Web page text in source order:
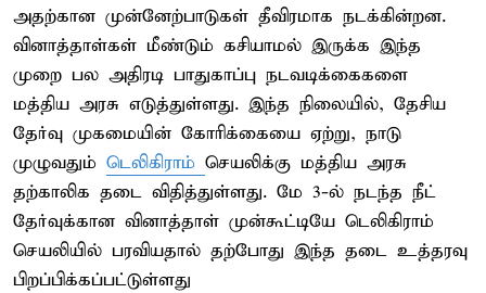
அதற்கான முன்னேற்பாடுகள் தீவிரமாக நடக்கின்றன.
வினாத்தாள்கள் மீண்டும் கசியாமல் இருக்க இந்த
முறை பல அதிரடி பாதுகாப்பு நடவடிக்கைகளை
மத்திய அரசு எடுத்துள்ளது. இந்த நிலையில், தேசிய
தேர்வு முகமையின் கோரிக்கையை ஏற்று, நாடு
முழுவதும் டெலிகிராம் செயலிக்கு மத்திய அரசு
தற்காலிக தடை விதித்துள்ளது. மே 3-ல் நடந்த நீட்
தேர்வுக்கான வினாத்தாள் முன்கூட்டியே டெலிகிராம்
செயலியில் பரவியதால் தற்போது இந்த தடை உத்தரவு
பிறப்பிக்கப்பட்டுள்ளது